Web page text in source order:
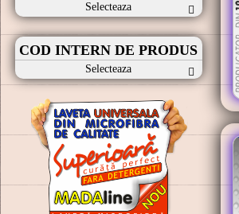
Selecteaza
COD INTERN DE PRODUS
Selecteaza